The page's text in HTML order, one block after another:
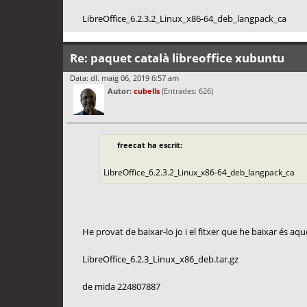
LibreOffice_6.2.3.2_Linux_x86-64_deb_langpack_ca
Re: paquet català libreoffice xubuntu
Data: dl. maig 06, 2019 6:57 am
Autor: cubells (Entrades: 626)
freecat ha escrit:
LibreOffice_6.2.3.2_Linux_x86-64_deb_langpack_ca
He provat de baixar-lo jo i el fitxer que he baixar és
LibreOffice_6.2.3_Linux_x86_deb.tar.gz
de mida 224807887